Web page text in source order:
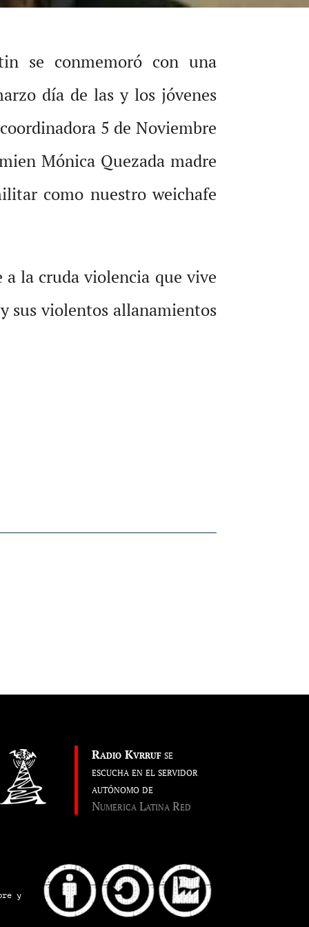
se conmemoró con una
día de las y los jóvenes
5 de Noviembre
Mónica Quezada madre
como nuestro weichafe
la cruda violencia que vive
sus violentos allanamientos
Radio Kvrrufse
escucha en el servidor
autónomo de
Numerica Latina Red
y